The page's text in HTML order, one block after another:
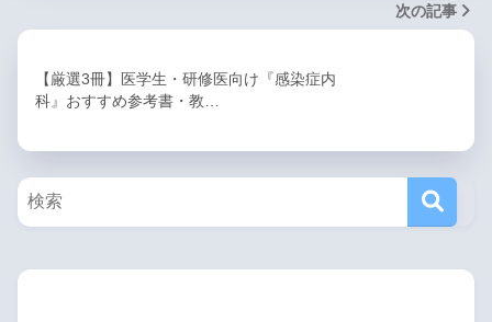
次の記事
【厳選3冊】医学生・研修医向け『感染症内
科』おすすめ参考書・教…